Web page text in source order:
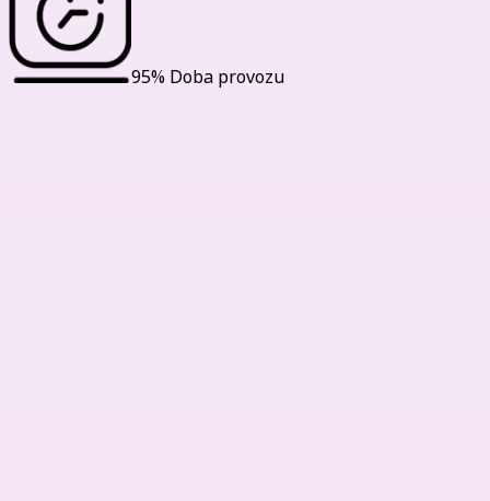
95% Doba provozu